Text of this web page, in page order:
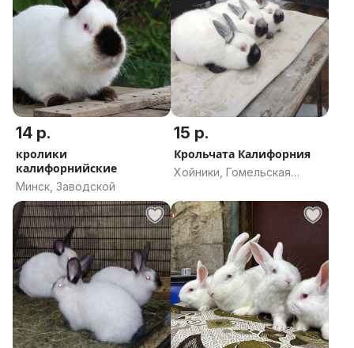
14 р.
кролики
калифорнийские
Минск, Заводской
15 р.
Крольчата Калифорния
Хойники, Гомельская